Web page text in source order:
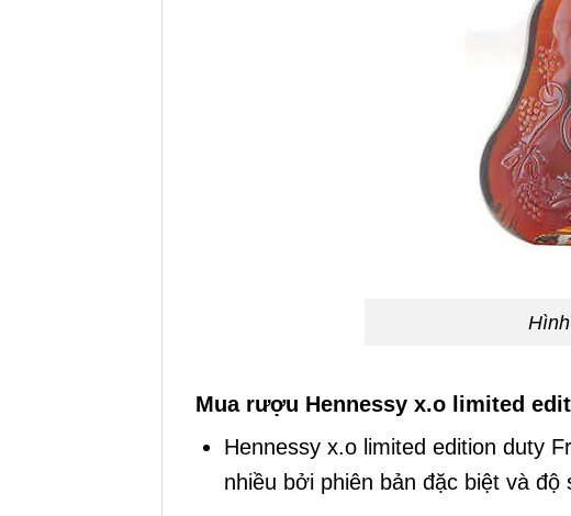
Mua rượu Hennessy x.o limited
Hennessy x.o limited edition duty
nhiều bởi phiên bản đặc biệt và độ